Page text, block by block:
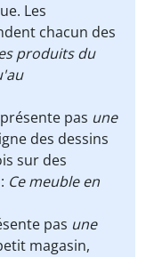
Les
chacun des
produits du
pas une
des dessins
sur des
Ce meuble en
pas une
magasin,